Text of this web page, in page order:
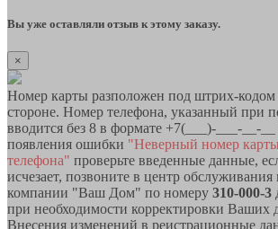
Вы уже оставляли отзыв к этому заказу.
×
Номер карты разположен под штрих-кодом
стороне. Номер телефона, указанный при
вводится без 8 в формате +7(___)-___-__-
появления ошибки "Неверный номер
телефона" проверьте введенные данные,
исчезает, позвоните в центр обслуживания
компании "Ваш Дом" по номеру 310-000-3
при необходимости корректировки Ваших
Внесения изменений в реистрационные